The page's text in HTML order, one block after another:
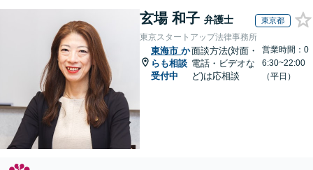
玄場 和子 弁護士 東京都
東京スタートアップ法律事務所
東海市 か
らも相談
受付中
面談方法(対面・
電話・ビデオな
ど)は応相談
営業時間：0
6:30~22:00
（平日）